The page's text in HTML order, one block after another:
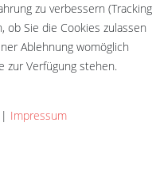
zu verbessern (Tracking
ob Sie die Cookies zulassen
Ablehnung womöglich
zur Verfügung stehen.
| Impressum